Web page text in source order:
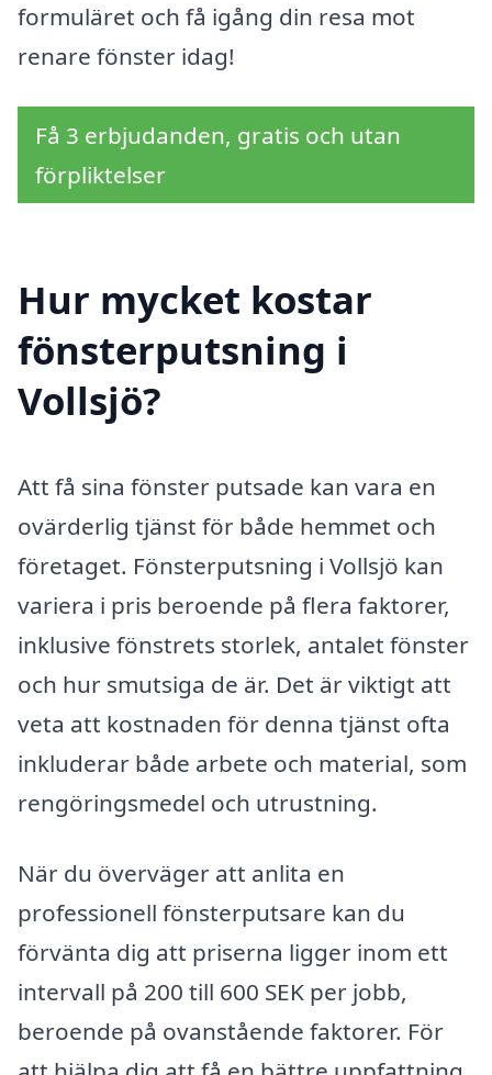
formuläret och få igång din resa mot
renare fönster idag!
Få 3 erbjudanden, gratis och utan
förpliktelser
Hur mycket kostar
fönsterputsning i
Vollsjö?
Att få sina fönster putsade kan vara en
ovärderlig tjänst för både hemmet och
företaget. Fönsterputsning i Vollsjö kan
variera i pris beroende på flera faktorer,
inklusive fönstrets storlek, antalet fönster
och hur smutsiga de är. Det är viktigt att
veta att kostnaden för denna tjänst ofta
inkluderar både arbete och material, som
rengöringsmedel och utrustning.
När du överväger att anlita en
professionell fönsterputsare kan du
förvänta dig att priserna ligger inom ett
intervall på 200 till 600 SEK per jobb,
beroende på ovanstående faktorer. För